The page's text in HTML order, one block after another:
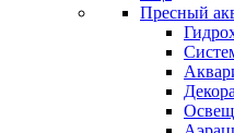
Пресный